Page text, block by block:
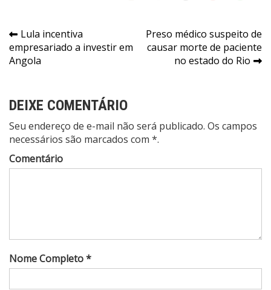
Navegação
de
Lula incentiva
empresariado a investir em
Angola
Preso médico suspeito de
causar morte de paciente
no estado do Rio
DEIXE COMENTÁRIO
Seu endereço de e-mail não será publicado. Os campos
necessários são marcados com *.
Comentário
Nome Completo *